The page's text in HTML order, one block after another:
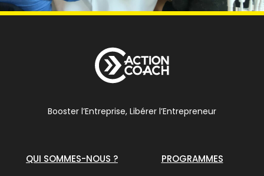
Booster l’Entreprise, Libérer l’Entrepreneur
QUI SOMMES-NOUS ? PROGRAMMES